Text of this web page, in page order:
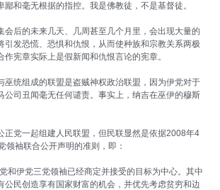
和毫无根据的指控。我是佛教徒，不是基督徒。
后的未来几天、几周甚至几个月里，会出现大量的
发恐慌、恐惧和仇恨，从而使种族和宗教关系两极
宪章实际上是假新闻和仇恨言论的宪章。
统组成的联盟是盗贼神权政治联盟，因为伊党对于
司丑闻毫无任何谴责。事实上，纳吉在巫伊的穆斯
正党一起组建人民联盟，但民联显然是依据2008年4
领袖联合公开声明的准则，即：
和伊党三党领袖已经商定并接受的目标为中心。其中
民创造享有国家财富的机会，并优先考虑贫穷和边